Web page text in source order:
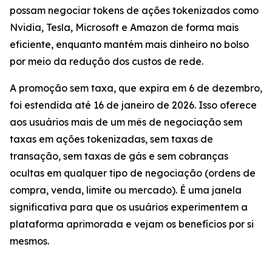
possam negociar tokens de ações tokenizados como
Nvidia, Tesla, Microsoft e Amazon de forma mais
eficiente, enquanto mantém mais dinheiro no bolso
por meio da redução dos custos de rede.
A promoção sem taxa, que expira em 6 de dezembro,
foi estendida até 16 de janeiro de 2026. Isso oferece
aos usuários mais de um mês de negociação sem
taxas em ações tokenizadas, sem taxas de
transação, sem taxas de gás e sem cobranças
ocultas em qualquer tipo de negociação (ordens de
compra, venda, limite ou mercado). É uma janela
significativa para que os usuários experimentem a
plataforma aprimorada e vejam os benefícios por si
mesmos.